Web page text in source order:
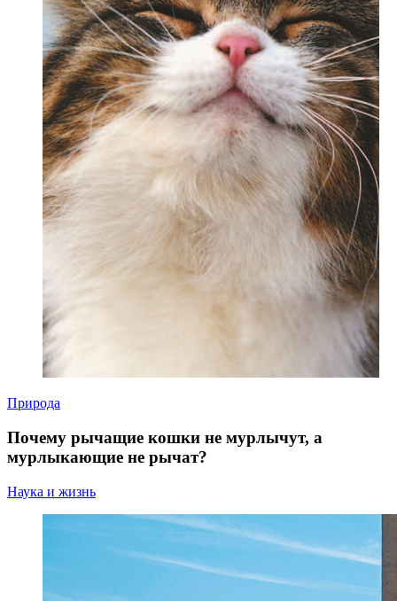
Природа
Почему рычащие кошки не мурлычут, а
мурлыкающие не рычат?
Наука и жизнь